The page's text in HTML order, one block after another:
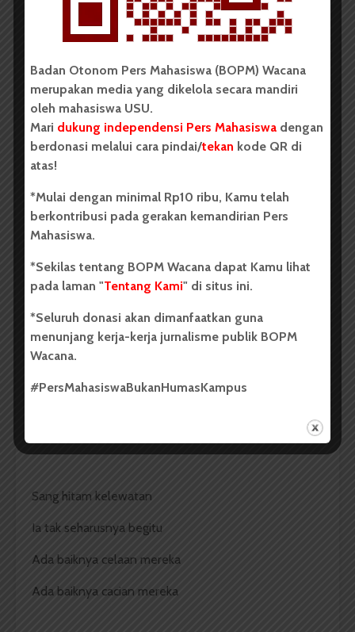
Ia berteriak memanggil Tuhan Agung
Tuhan tak lantas kabulkan
Ia hanya renggut sedikit penghayatan
Ia terus memakan habis kebahagiaannya sendiri
Sang hitam tak lagi peduli makian
Sang hitam tak lagi peduli kucilan
Sang hitam kelewatan
Ia tak seharusnya begitu
Ada baiknya celaan mereka
Ada baiknya cacian mereka
Badan Otonom Pers Mahasiswa (BOPM) Wacana
merupakan media yang dikelola secara mandiri
oleh mahasiswa USU.
Mari dukung independensi Pers Mahasiswa dengan
berdonasi melalui cara pindai/tekan kode QR di
atas!
*Mulai dengan minimal Rp10 ribu, Kamu telah
berkontribusi pada gerakan kemandirian Pers
Mahasiswa.
*Sekilas tentang BOPM Wacana dapat Kamu lihat
pada laman "Tentang Kami" di situs ini.
*Seluruh donasi akan dimanfaatkan guna
menunjang kerja-kerja jurnalisme publik BOPM
Wacana.
#PersMahasiswaBukanHumasKampus